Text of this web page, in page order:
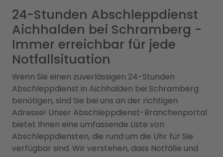
24-Stunden Abschleppdienst
Aichhalden bei Schramberg -
Immer erreichbar für jede
Notfallsituation
Wenn Sie einen zuverlässigen 24-Stunden
Abschleppdienst in Aichhalden bei Schramberg
benötigen, sind Sie bei uns an der richtigen
Adresse! Unser Abschleppdienst-Branchenportal
bietet Ihnen eine umfassende Liste von
Abschleppdiensten, die rund um die Uhr für Sie
verfügbar sind. Wir verstehen, dass Notfälle und